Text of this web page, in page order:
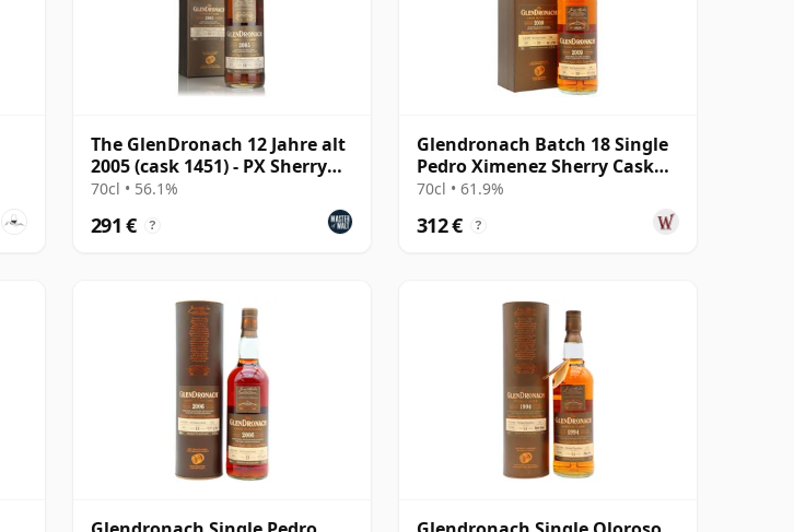
The GlenDronach 12 Jahre alt
2005 (cask 1451) - PX Sherry
Puncheon
70cl • 56.1%
291 € ?
Glendronach Batch 18 Single
Pedro Ximenez Sherry Cask
#2091 2009 10 Jahre alt
70cl • 61.9%
312 € ?